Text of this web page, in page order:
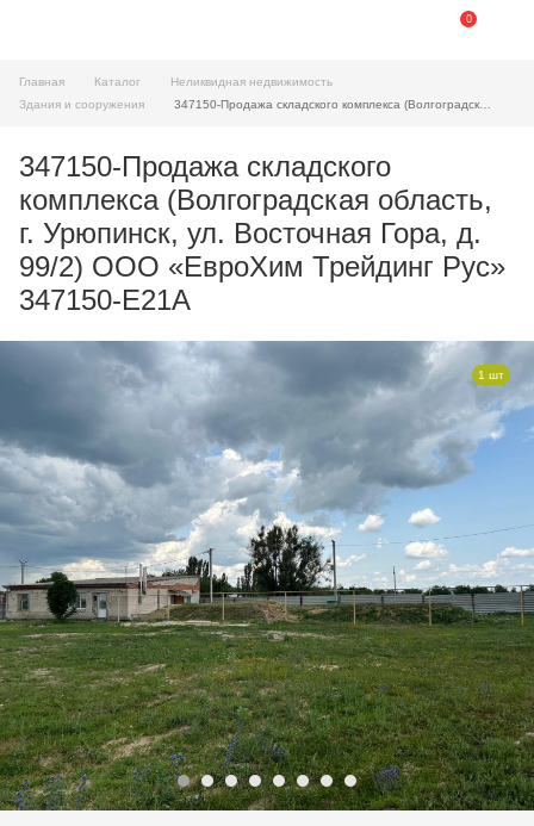
0
Главная Каталог
Неликвидная недвижимость
Здания и сооружения
347150-Продажа складского
комплекса (Волгоградская область,
г. Урюпинск, ул. Восточная Гора, д.
99/2) ООО «ЕвроХим Трейдинг Рус»
347150-E21A
1 шт